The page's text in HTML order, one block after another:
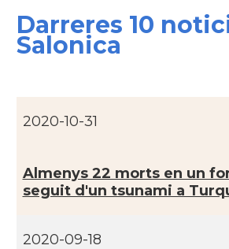
Darreres 10
Salonica
2020-10-31
Almenys 22 morts en un
seguit d'un tsunami a
2020-09-18